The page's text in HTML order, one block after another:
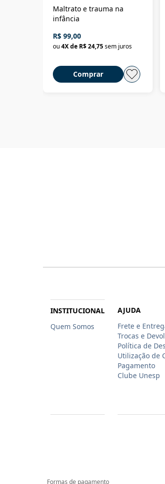
Maltrato e trauma na
infância
R$ 99,00
ou4X de R$ 24,75sem juros
Comprar
INSTITUCIONAL
Quem Somos
AJUDA
Frete e
Trocas e
Política de
Utilização de
Pagamento
Clube Unesp
Formas de pagamento